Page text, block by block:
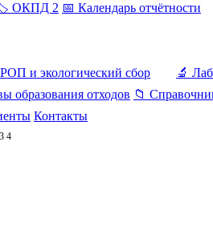
ОКПД 2 📅 Календарь отчётности
и экологический сбор 🔬
образования отходов 📁
Контакты
4